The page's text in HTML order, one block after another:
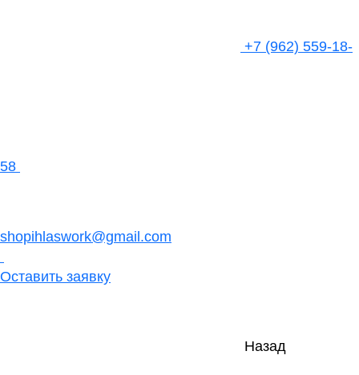
+7 (962) 559-18-
58
shopihlaswork@gmail.com
Оставить заявку
Назад